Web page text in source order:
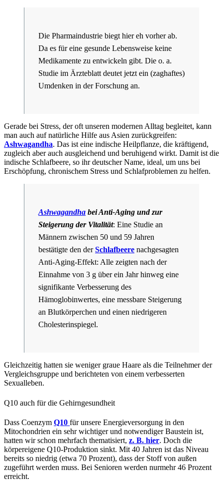
Die Pharmaindustrie biegt hier eh vorher ab.
Da es für eine gesunde Lebensweise keine
Medikamente zu entwickeln gibt. Die o. a.
Studie im Ärzteblatt deutet jetzt ein (zaghaftes)
Umdenken in der Forschung an.
Gerade bei Stress, der oft unseren modernen Alltag begleitet, kann
man auch auf natürliche Hilfe aus Asien zurückgreifen:
Ashwagandha. Das ist eine indische Heilpflanze, die kräftigend,
zugleich aber auch ausgleichend und beruhigend wirkt. Damit ist die
indische Schlafbeere, so ihr deutscher Name, ideal, um uns bei
Erschöpfung, chronischem Stress und Schlafproblemen zu helfen.
Ashwagandha bei Anti-Aging und zur
Steigerung der Vitalität: Eine Studie an
Männern zwischen 50 und 59 Jahren
bestätigte den derSchlafbeere nachgesagten
Anti-Aging-Effekt: Alle zeigten nach der
Einnahme von 3 g über ein Jahr hinweg eine
signifikante Verbesserung des
Hämoglobinwertes, eine messbare Steigerung
an Blutkörperchen und einen niedrigeren
Cholesterinspiegel.
Gleichzeitig hatten sie weniger graue Haare als die Teilnehmer der
Vergleichsgruppe und berichteten von einem verbesserten
Sexualleben.
Q10 auch für die Gehirngesundheit
Dass Coenzym Q10 für unsere Energieversorgung in den
Mitochondrien ein sehr wichtiger und notwendiger Baustein ist,
hatten wir schon mehrfach thematisiert, z. B. hier. Doch die
körpereigene Q10-Produktion sinkt. Mit 40 Jahren ist das Niveau
bereits so niedrig (etwa 70 Prozent), dass der Stoff von außen
zugeführt werden muss. Bei Senioren werden nurmehr 46 Prozent
erreicht.